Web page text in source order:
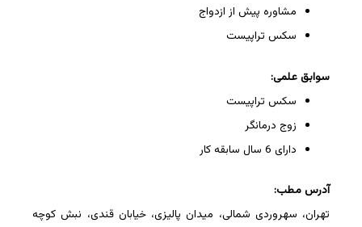
مشاوره پیش از ازدواج
سکس تراپیست
سوابق علمی:
سکس تراپیست
زوج درمانگر
دارای 6 سال سابقه کار
آدرس مطب:
تهران، سهروردی شمالی، میدان پالیزی، خیابان قندی، نبش کوچه